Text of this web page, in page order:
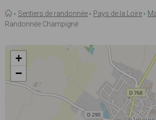
Fil
d'Ariane
Sentiers de randonnée Pays de la Loire
Randonnée Champigné
+
−